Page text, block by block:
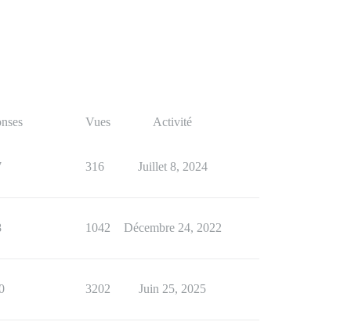
Vues Activité
316 Juillet 8, 2024
1042 Décembre 24, 2022
3202 Juin 25, 2025